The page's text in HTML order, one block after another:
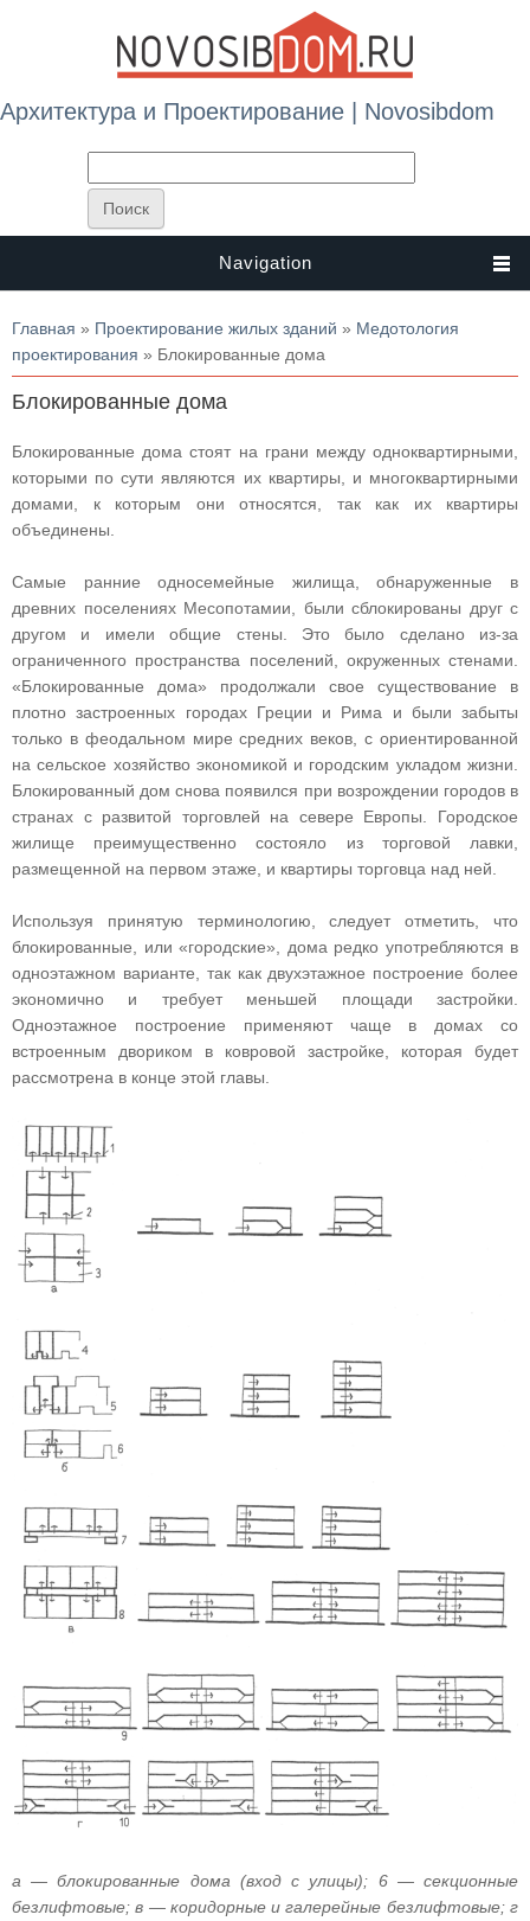
Архитектура и Проектирование | Novosibdom
Navigation
Вы здесь
Главная » Проектирование жилых зданий » Медотология
проектирования » Блокированные дома
Блокированные дома
Блокированные дома стоят на грани между одноквартирными,
которыми по сути являются их квартиры, и многоквартирными
домами, к которым они относятся, так как их квартиры
объединены.
Самые ранние односемейные жилища, обнаруженные в
древних поселениях Месопотамии, были сблокированы друг с
другом и имели общие стены. Это было сделано из-за
ограниченного пространства поселений, окруженных стенами.
«Блокированные дома» продолжали свое существование в
плотно застроенных городах Греции и Рима и были забыты
только в феодальном мире средних веков, с ориентированной
на сельское хозяйство экономикой и городским укладом жизни.
Блокированный дом снова появился при возрождении городов в
странах с развитой торговлей на севере Европы. Городское
жилище преимущественно состояло из торговой лавки,
размещенной на первом этаже, и квартиры торговца над ней.
Используя принятую терминологию, следует отметить, что
блокированные, или «городские», дома редко употребляются в
одноэтажном варианте, так как двухэтажное построение более
экономично и требует меньшей площади застройки.
Одноэтажное построение применяют чаще в домах со
встроенным двориком в ковровой застройке, которая будет
рассмотрена в конце этой главы.
а — блокированные дома (вход с улицы); 6 — секционные
безлифтовые; в — коридорные и галерейные безлифтовые; г